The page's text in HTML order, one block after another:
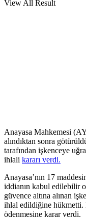
View All Result
Anayasa Mahkemesi
alındıktan sonra
tarafından işkenceye
ihlali kararı verdi.
Anayasa’nın 17
iddianın kabul edilebilir
güvence altına alınan
ihlal edildiğine hükmetti.
ödenmesine karar verdi.